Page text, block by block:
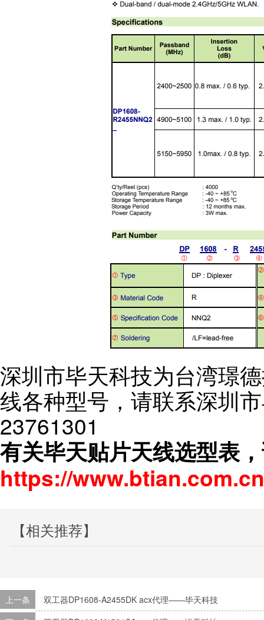
深圳市毕天科技为台湾璟
线各种型号，请联系深圳
23761301
有关毕天贴片天线选型表
https://
【相关推荐】
上一条
双工器DP1608-A2455DK acx代理——毕天科技